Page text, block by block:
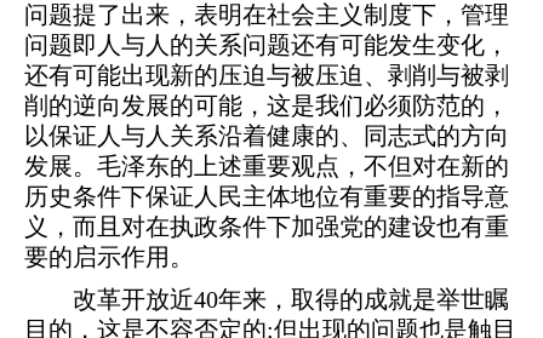
问题提了出来，表明在社会主义制度下，管理
问题即人与人的关系问题还有可能发生变化，
还有可能出现新的压迫与被压迫、剥削与被剥
削的逆向发展的可能，这是我们必须防范的，
以保证人与人关系沿着健康的、同志式的方向
发展。毛泽东的上述重要观点，不但对在新的
历史条件下保证人民主体地位有重要的指导意
义，而且对在执政条件下加强党的建设也有重
要的启示作用。
改革开放近40年来，取得的成就是举世瞩
目的，这是不容否定的;但出现的问题也是触目